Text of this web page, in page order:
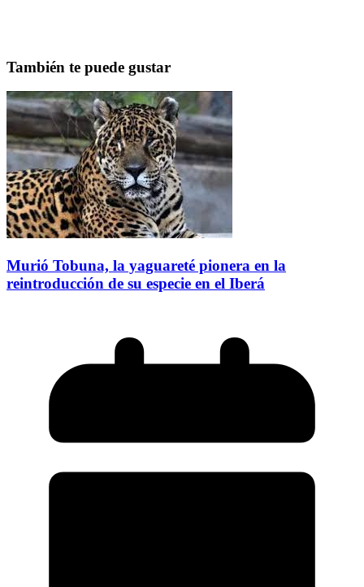
También te puede gustar
Murió Tobuna, la yaguareté pionera en la
reintroducción de su especie en el Iberá